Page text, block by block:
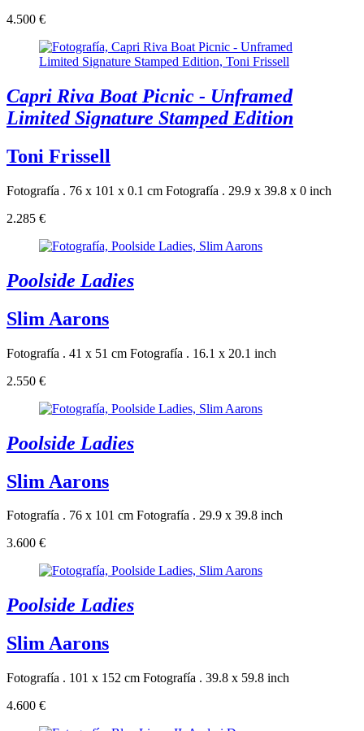
4.500 €
Capri Riva Boat Picnic - Unframed
Limited Signature Stamped Edition
Toni Frissell
Fotografía . 76 x 101 x 0.1 cm Fotografía . 29.9 x 39.8 x 0 inch
2.285 €
Poolside Ladies
Slim Aarons
Fotografía . 41 x 51 cm Fotografía . 16.1 x 20.1 inch
2.550 €
Poolside Ladies
Slim Aarons
Fotografía . 76 x 101 cm Fotografía . 29.9 x 39.8 inch
3.600 €
Poolside Ladies
Slim Aarons
Fotografía . 101 x 152 cm Fotografía . 39.8 x 59.8 inch
4.600 €